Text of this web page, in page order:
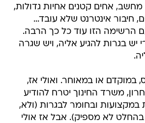
אחים קטנים אחיות גדולות,
חיבור אינטרנט שלא עובד...
הרשימה הזו עוד כל כך הרבה.
בגרות להגיע אליה, ויש שגרה
במוקדם או במאוחר. ואולי אז,
משרד החינוך יטרח להודיע
ובחומר לבגרות (ולא,
זה בהחלט לא מספיק). אבל אז אולי